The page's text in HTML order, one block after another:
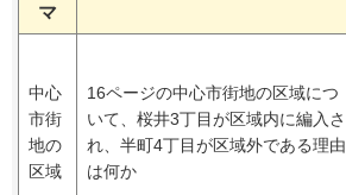
マ
中心
市街
地の
区域
16ページの中心市街地の区域につ
いて、桜井3丁目が区域内に編入さ
れ、半町4丁目が区域外である理由
は何か